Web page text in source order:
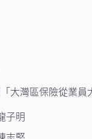
大灣區保險從業
子明